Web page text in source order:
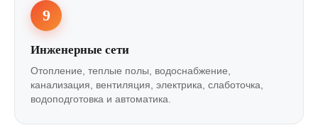
9
Инженерные сети
Отопление, теплые полы, водоснабжение,
канализация, вентиляция, электрика, слаботочка,
водоподготовка и автоматика.